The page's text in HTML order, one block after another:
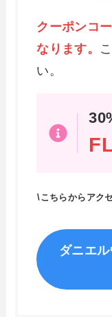
クーポンコ
なります。
い。
\こちらからアク
ダニエ